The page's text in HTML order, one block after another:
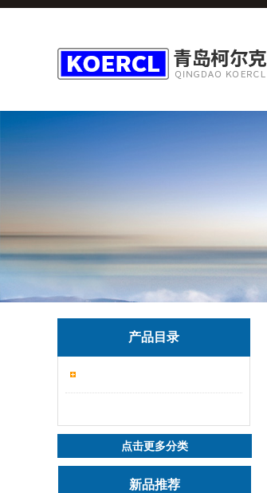
产品目录
点击更多分类
新品推荐